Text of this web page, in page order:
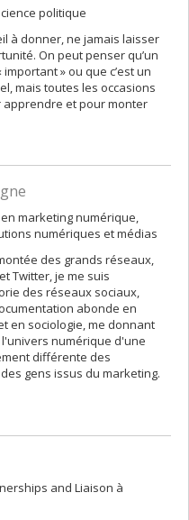
politique
à donner, ne jamais laisser
On peut penser qu’un
» ou que c’est un
mais toutes les occasions
et pour monter
marketing numérique,
numériques et médias
des grands réseaux,
Twitter, je me suis
des réseaux sociaux,
abonde en
en sociologie, me donnant
numérique d'une
différente des
gens issus du marketing.
and Liaison à